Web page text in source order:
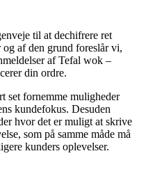
til at dechifrere ret
og af den grund foreslår vi,
af Tefal wok –
din ordre.
set fornemme muligheder
kundefokus. Desuden
hvor det er muligt at skrive
som på samme måde må
kunders oplevelser.